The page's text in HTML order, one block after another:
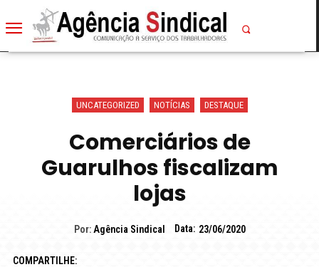
UNCATEGORIZED NOTÍCIAS DESTAQUE
Comerciários de
Guarulhos fiscalizam
lojas
Por: Agência Sindical Data: 23/06/2020
COMPARTILHE: